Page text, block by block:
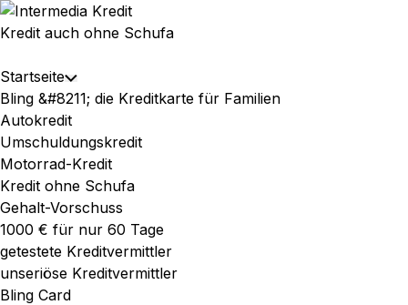
Skip
to
Kredit auch ohne Schufa
Expand
Menu
Startseite Toggle
Child
Menu
Bling &#8211; die Kreditkarte für Familien
Autokredit
Umschuldungskredit
Motorrad-Kredit
Kredit ohne Schufa
Gehalt-Vorschuss
1000 € für nur 60 Tage
getestete Kreditvermittler
unseriöse Kreditvermittler
Bling Card